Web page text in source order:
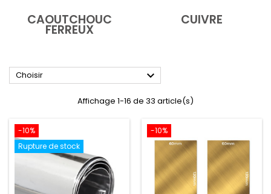
CAOUTCHOUC
FERREUX
CUIVRE
Choisir 
Affichage 1-16 de 33 article(s)
-10%
Rupture de stock
-10%